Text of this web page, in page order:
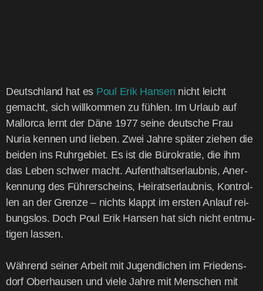
Deutsch­land hat es Poul Erik Han­sen nicht leicht
gemacht, sich will­kom­men zu füh­len. Im Urlaub auf
Mal­lor­ca lernt der Däne 1977 sei­ne deut­sche Frau
Nuria ken­nen und lie­ben. Zwei Jah­re spä­ter zie­hen die
bei­den ins Ruhr­ge­biet. Es ist die Büro­kra­tie, die ihm
das Leben schwer macht. Auf­ent­halts­er­laub­nis, Aner­
ken­nung des Füh­rer­scheins, Hei­rats­er­laub­nis, Kon­trol­
len an der Gren­ze – nichts klappt im ers­ten Anlauf rei­
bungs­los. Doch Poul Erik Han­sen hat sich nicht ent­mu­
ti­gen las­sen.
Wäh­rend sei­ner Arbeit mit Jugend­li­chen im Frie­dens­
dorf Ober­hau­sen und vie­le Jah­re mit Men­schen mit